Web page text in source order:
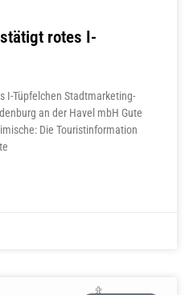
rotes I-
I-Tüpfelchen Stadtmarketing-
an der Havel mbH Gute
Die Touristinformation